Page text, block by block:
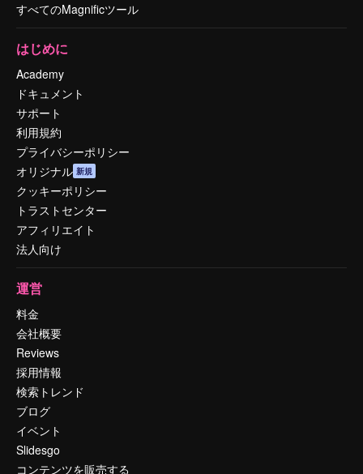
すべてのMagnificツール
はじめに
Academy
ドキュメント
サポート
利用規約
プライバシーポリシー
オリジナル 新規
クッキーポリシー
トラストセンター
アフィリエイト
法人向け
運営
料金
会社概要
Reviews
採用情報
検索トレンド
ブログ
イベント
Slidesgo
コンテンツを販売する